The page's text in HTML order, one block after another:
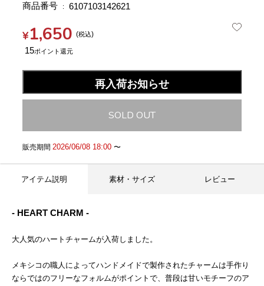
商品番号 6107103142621
¥1,650 税込
15
再入荷お知らせ
SOLD OUT
販売期間 2026/06/08 18:00〜
アイテム説明 素材・サイズ レビュー
- HEART CHARM -
大人気のハートチャームが入荷しました。
メキシコの職人によってハンドメイドで製作されたチャームは手作り
ならではのフリーなフォルムがポイントで、普段は甘いモチーフのア